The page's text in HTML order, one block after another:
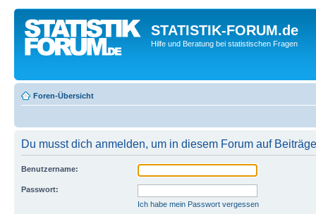
STATISTIK-FORUM.de
Hilfe und Beratung bei statistischen Fragen
Foren-Übersicht
Du musst dich anmelden, um in diesem Forum auf
Benutzername:
Passwort:
Ich habe mein Passwort vergessen